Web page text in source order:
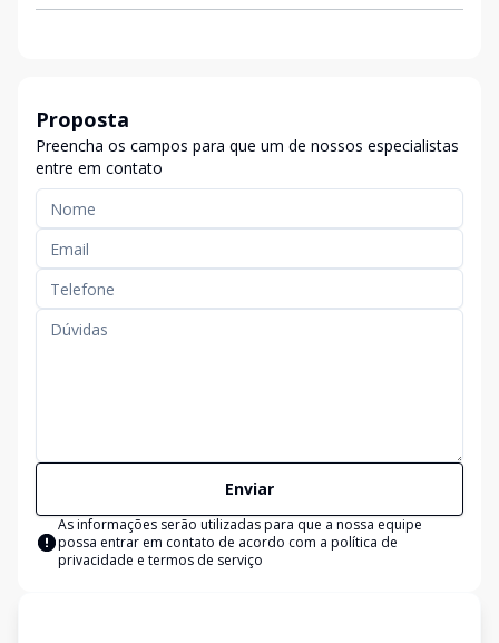
Proposta
Preencha os campos para que um de nossos especialistas
entre em contato
Enviar
As informações serão utilizadas para que a nossa equipe
possa entrar em contato de acordo com a política de
privacidade e termos de serviço